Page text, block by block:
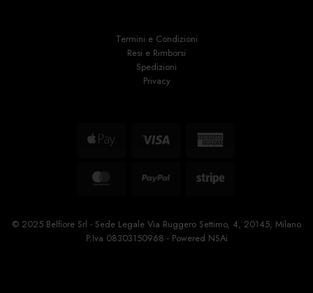
Termini e Condizioni
Resi e Rimborsi
Spedizioni
Privacy
Apple
Visa
American
MasterCardPayPal Stripe
© 2025 Belfiore Srl - Sede Legale Via Ruggero Settimo, 4, 20145, Milano
P.Iva 08303150968 - Powered NSAi